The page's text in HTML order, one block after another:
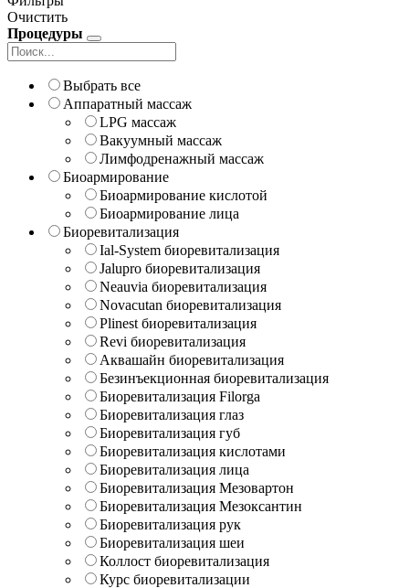
Очистить
Процедуры
Выбрать все
Аппаратный массаж
LPG массаж
Вакуумный массаж
Лимфодренажный массаж
Биоармирование
Биоармирование кислотой
Биоармирование лица
Биоревитализация
Ial-System биоревитализация
Jalupro биоревитализация
Neauvia биоревитализация
Novacutan биоревитализация
Plinest биоревитализация
Revi биоревитализация
Аквашайн биоревитализация
Безинъекционная биоревитализация
Биоревитализация Filorga
Биоревитализация глаз
Биоревитализация губ
Биоревитализация кислотами
Биоревитализация лица
Биоревитализация Мезовартон
Биоревитализация Мезоксантин
Биоревитализация рук
Биоревитализация шеи
Коллост биоревитализация
Курс биоревитализации